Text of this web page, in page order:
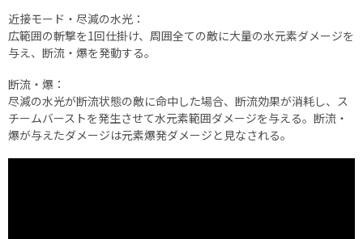
近接モード・尽減の水光：
広範囲の斬撃を1回仕掛け、周囲全ての敵に大量の水元素ダメージを
与え、断流・爆を発動する。
断流・爆：
尽減の水光が断流状態の敵に命中した場合、断流効果が消耗し、ス
チームバーストを発生させて水元素範囲ダメージを与える。断流・
爆が与えたダメージは元素爆発ダメージと見なされる。